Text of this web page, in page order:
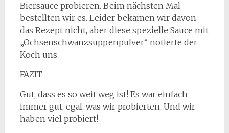
Biersauce probieren. Beim nächsten Mal
bestellten wir es. Leider bekamen wir davon
das Rezept nicht, aber diese spezielle Sauce mit
„Ochsenschwanzsuppenpulver“ notierte der
Koch uns.
FAZIT
Gut, dass es so weit weg ist! Es war einfach
immer gut, egal, was wir probierten. Und wir
haben viel probiert!